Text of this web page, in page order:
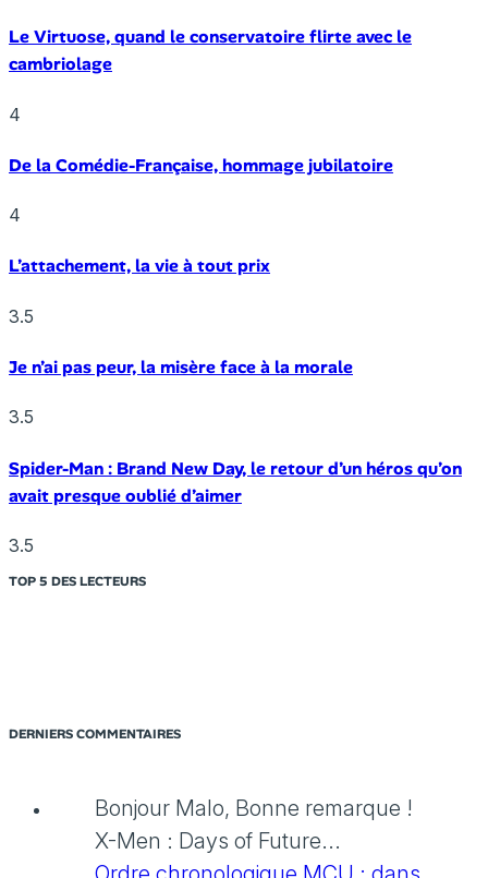
Le Virtuose, quand le conservatoire flirte avec le
cambriolage
4
De la Comédie-Française, hommage jubilatoire
4
L’attachement, la vie à tout prix
3.5
Je n’ai pas peur, la misère face à la morale
3.5
Spider-Man : Brand New Day, le retour d’un héros qu’on
avait presque oublié d’aimer
3.5
TOP 5 DES LECTEURS
DERNIERS COMMENTAIRES
Bonjour Malo, Bonne remarque !
X-Men : Days of Future...